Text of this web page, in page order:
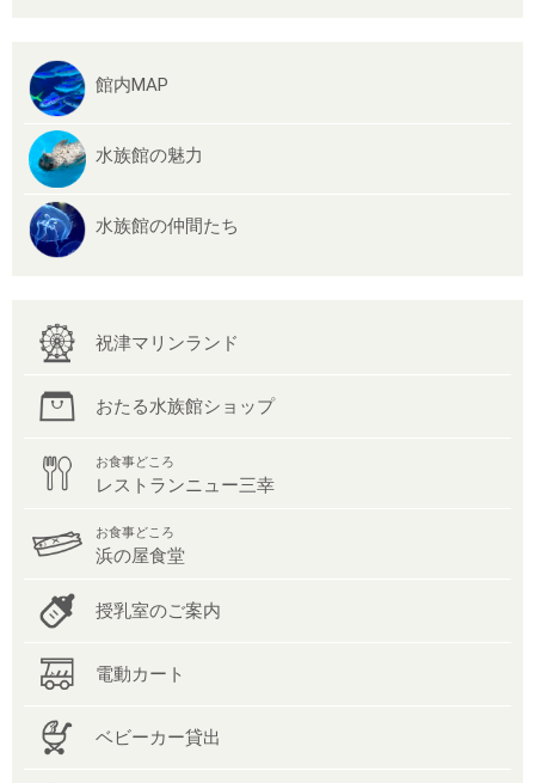
館内MAP
水族館の魅力
水族館の仲間たち
祝津マリンランド
おたる水族館ショップ
お食事どころ
レストランニュー三幸
お食事どころ
浜の屋食堂
授乳室のご案内
電動カート
ベビーカー貸出